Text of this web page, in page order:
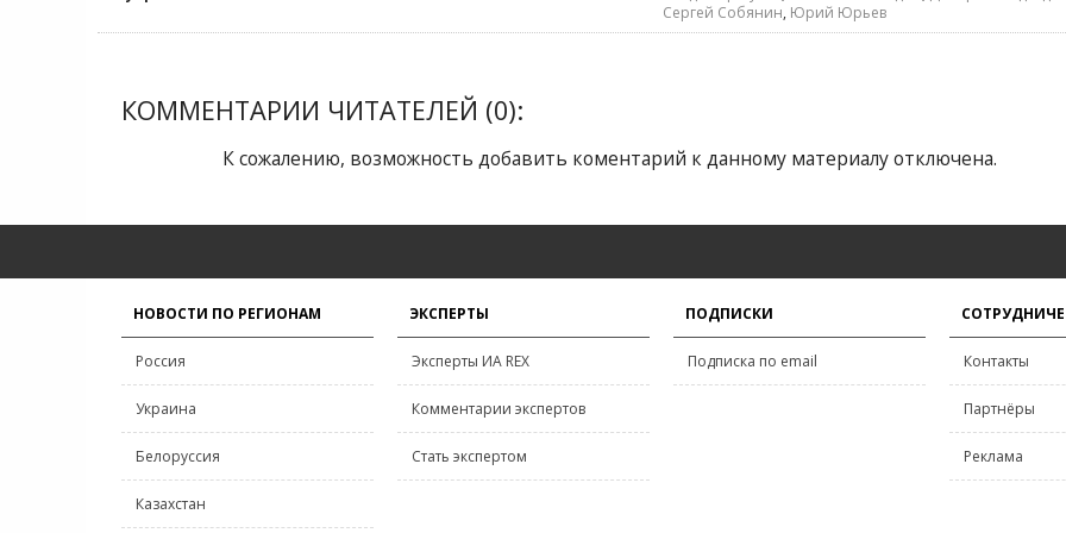
Сергей Собянин, Юрий Юрьев
КОММЕНТАРИИ ЧИТАТЕЛЕЙ (0):
К сожалению, возможность добавить коментарий к данному материалу отключена.
НОВОСТИ ПО РЕГИОНАМ
Россия
Украина
Белоруссия
Казахстан
ЭКСПЕРТЫ
Эксперты ИА REX
Комментарии экспертов
Стать экспертом
ПОДПИСКИ
Подписка по email Контакты
Партнёры
Реклама